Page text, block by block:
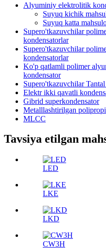
Alyuminiy elektrolitik
Suyuq kichik
Suyuq katta
Supero'tkazuvchilar
kondensatorlar
Supero'tkazuvchilar
kondensatorlar
Ko'p qatlamli polimer
kondensator
Supero'tkazuvchilar
Elektr ikki qavatli
Gibrid superkondensator
Metalllashtirilgan
MLCC
Tavsiya etilgan
LED
LKE
LKD
CW3H